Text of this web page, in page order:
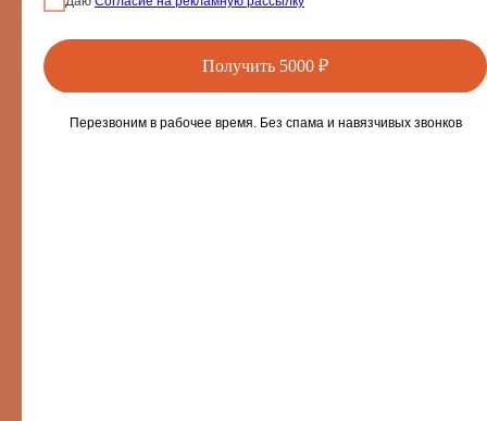
Согласие на рекламную и
информационную рассылкуПолучить 5000 ₽
Перезвоним в рабочее время. Без спама и навязчивых звонков